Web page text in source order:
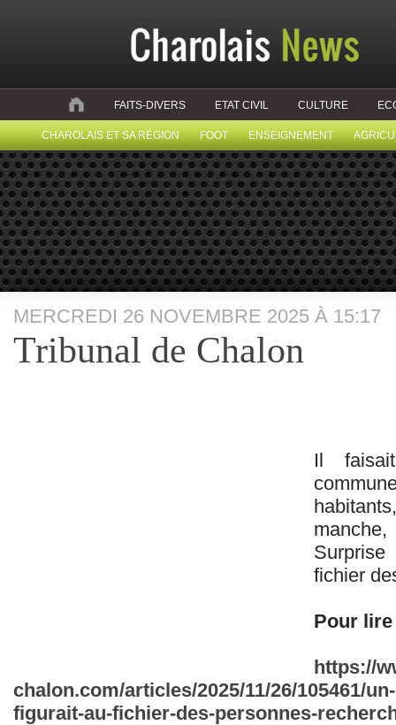
FAITS-DIVERS ETAT CIVIL CULTURE
CHAROLAIS ET SA RÉGION FOOT ENSEIGNEMENT
MERCREDI 26 NOVEMBRE 2025 À 15:17
Tribunal de Chalon
Il
manche,
fichier
Pour
https://
chalon.com/articles/2025/11/26/105461/
figurait-au-fichier-des-personnes-